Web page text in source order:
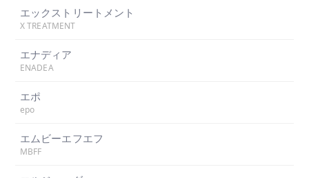
エックストリートメント
X TREATMENT
エナディア
ENADEA
エポ
epo
エムビーエフエフ
MBFF